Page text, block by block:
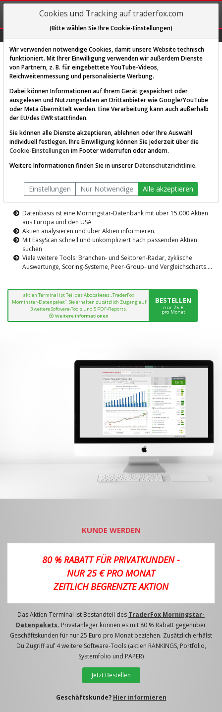
REGIS-
TRIEREN
Diese Funktion ist nur für
AKTIEN-TERMINAL
Die Aktienanalyse-Plattform von
TraderFox
Datenbasis ist eine Morningstar-Datenbank mit über 15.000 Aktien
aus Europa und den USA
Aktien analysieren und über Aktien informieren.
Mit EasyScan schnell und unkompliziert nach passenden Aktien
suchen
Viele weitere Tools: Branchen- und Sektoren-Radar, zyklische
Auswertunge, Scoring-Systeme, Peer-Group- und Vergleichscharts....
aktien Terminal ist Teil des Abopaketes „TraderFox
Morninstar-Datenpaket“. Sie erhalten zusätzlich Zugang auf
3 weitere Software-Tools und 5 PDF-Reports.
Weitere Informationen
BESTELLEN
nur 25 €
pro Monat
KUNDE WERDEN
80 % RABATT FÜR PRIVATKUNDEN -
NUR 25 € PRO MONAT
ZEITLICH BEGRENZTE AKTION
Das Aktien-Terminal ist Bestandteil des TraderFox Morningstar-
Datenpakets. Privatanleger können es mit 80 % Rabatt gegenüber
Geschäftskunden für nur 25 Euro pro Monat beziehen. Zusätzlich erhälst
Du Zugriff auf 4 weitere Software-Tools (aktien RANKINGS, Portfolio,
Systemfolio und PAPER)
Jetzt Bestellen
Geschäftskunde? Hier informieren
Cookies und Tracking auf traderfox.com
(Bitte wählen Sie Ihre Cookie-Einstellungen)
Wir verwenden notwendige Cookies, damit unsere Website technisch
funktioniert. Mit Ihrer Einwilligung verwenden wir außerdem Dienste
von Partnern, z. B. für eingebettete YouTube-Videos,
Reichweitenmessung und personalisierte Werbung.
Dabei können Informationen auf Ihrem Gerät gespeichert oder
ausgelesen und Nutzungsdaten an Drittanbieter wie Google/YouTube
oder Meta übermittelt werden. Eine Verarbeitung kann auch außerhalb
der EU/des EWR stattfinden.
Sie können alle Dienste akzeptieren, ablehnen oder Ihre Auswahl
individuell festlegen. Ihre Einwilligung können Sie jederzeit über die
Cookie-Einstellungen im Footer widerrufen oder ändern.
Weitere Informationen finden Sie in unsererDatenschutzrichtlinie.
Einstellungen Nur Notwendige Alle akzeptieren